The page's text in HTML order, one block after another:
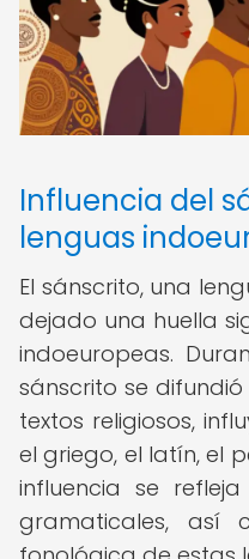
Influencia del
lenguas
El sánscrito, una
dejado una huella
indoeuropeas.
sánscrito se
textos religiosos,
el griego, el latín, el
influencia se
gramaticales, así